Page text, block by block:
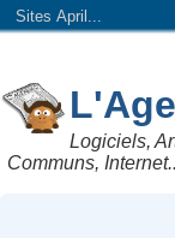
Sites April...
Logiciels,
Communs,